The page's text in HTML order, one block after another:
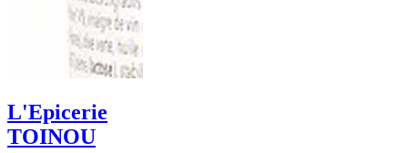
L'Epicerie
TOINOU